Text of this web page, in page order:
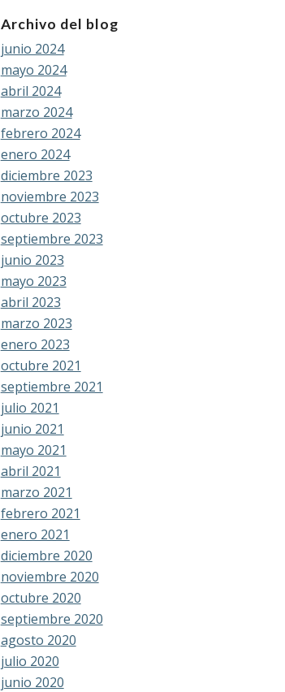
Archivo del blog
junio 2024
mayo 2024
abril 2024
marzo 2024
febrero 2024
enero 2024
diciembre 2023
noviembre 2023
octubre 2023
septiembre 2023
junio 2023
mayo 2023
abril 2023
marzo 2023
enero 2023
octubre 2021
septiembre 2021
julio 2021
junio 2021
mayo 2021
abril 2021
marzo 2021
febrero 2021
enero 2021
diciembre 2020
noviembre 2020
octubre 2020
septiembre 2020
agosto 2020
julio 2020
junio 2020